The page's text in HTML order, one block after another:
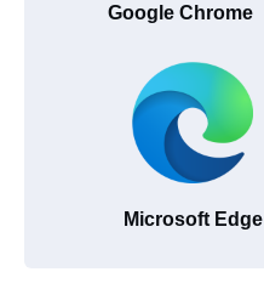
Google Chrome
Microsoft Edge